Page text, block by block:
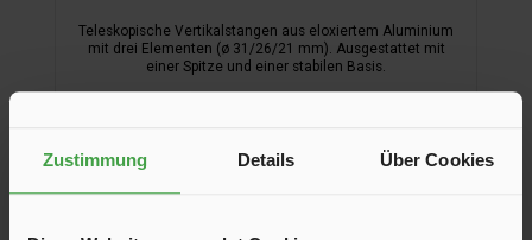
Zustimmung Details Über Cookies
Teleskopische Vertikalstangen aus eloxiertem Aluminium
mit drei Elementen (ø 31/26/21 mm). Ausgestattet mit
einer Spitze und einer stabilen Basis.
In den Warenkorb